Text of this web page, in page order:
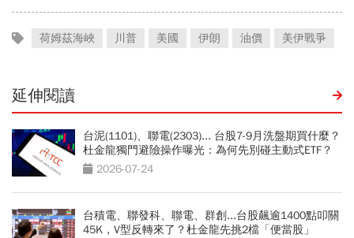
荷姆茲海峽 川普 美國 伊朗 油價 美伊戰爭
延伸閱讀
台泥(1101)、聯電(2303)... 台股7-9月洗盤期買什麼？
杜金龍獨門避險操作曝光：為何先別碰主動式ETF？
2026-07-24
台積電、聯發科、聯電、群創...台股飆逾1400點叩關
45K，V型反轉來了？杜金龍先挑2檔「便當股」